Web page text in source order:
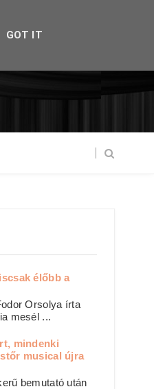
élőbb a
Orsolya írta
mesél ...
mindenki
musical újra
bemutató után
GOT IT